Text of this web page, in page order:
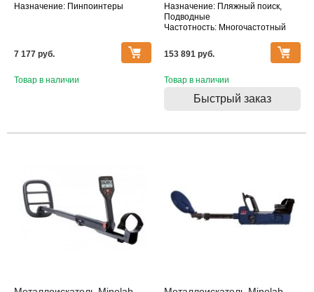
Назначение: Пинпоинтеры
7 177 pуб.
Товар в наличии
Назначение: Пляжный поиск,
Подводные
Частотность: Многочастотный
Водонепроницаемость: Катушка,
Блок
153 891 pуб.
Товар в наличии
Быстрый заказ